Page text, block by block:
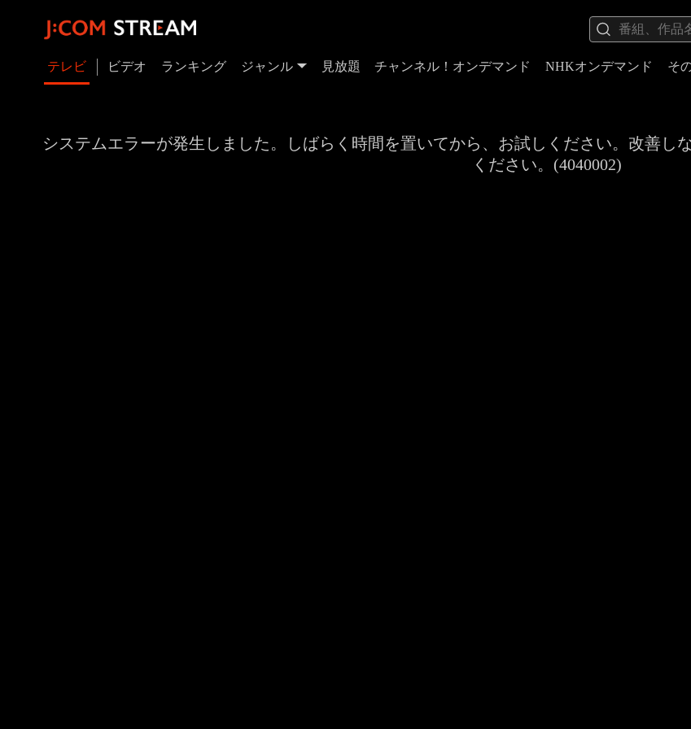
テレビ ビデオ ランキング ジャンル 見放題 チャンネル！オンデマンド NHKオンデマンド そ
システムエラーが発生しました。しばらく時間を置いてから、お試しください。改善し
ください。(4040002)